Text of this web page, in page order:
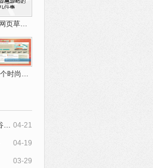
画网页草图经验讲谈
60个时尚网站设计界面创意欣赏
04-21
5种方法来保护你的网站从谷歌搜索引擎优化处罚
04-19
03-29